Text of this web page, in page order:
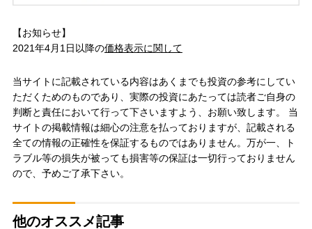
【お知らせ】
2021年4月1日以降の価格表示に関して
当サイトに記載されている内容はあくまでも投資の参考にしてい
ただくためのものであり、実際の投資にあたっては読者ご自身の
判断と責任において行って下さいますよう、お願い致します。 当
サイトの掲載情報は細心の注意を払っておりますが、記載される
全ての情報の正確性を保証するものではありません。万が一、ト
ラブル等の損失が被っても損害等の保証は一切行っておりません
ので、予めご了承下さい。
他のオススメ記事